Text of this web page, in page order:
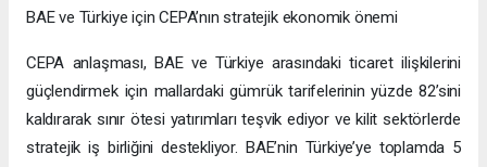
BAE ve Türkiye için CEPA’nın stratejik ekonomik önemi
CEPA anlaşması, BAE ve Türkiye arasındaki ticaret ilişkilerini
güçlendirmek için mallardaki gümrük tarifelerinin yüzde 82’sini
kaldırarak sınır ötesi yatırımları teşvik ediyor ve kilit sektörlerde
stratejik iş birliğini destekliyor. BAE’nin Türkiye’ye toplamda 5